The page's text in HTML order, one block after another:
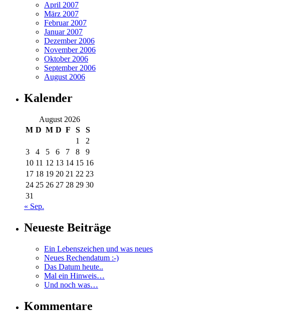
April 2007
März 2007
Februar 2007
Januar 2007
Dezember 2006
November 2006
Oktober 2006
September 2006
August 2006
Kalender
August 2026
M D M D F S
S
1
2
3
4 5 6 7 8
9
10 11 12 13 14 15 16
17 18 19 20 21 22 23
24 25 26 27 28 29 30
31
« Sep.
Neueste Beiträge
Ein Lebenszeichen und was neues
Neues Rechendatum :-)
Das Datum heute..
Mal ein Hinweis…
Und noch was…
Kommentare